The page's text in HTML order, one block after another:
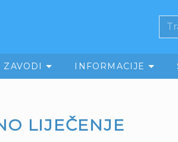
INFORMACIJE
LIJEČENJE